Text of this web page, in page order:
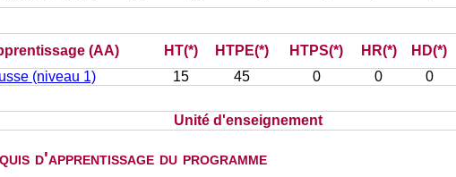
(AA) HT(*) HTPE(*) HTPS(*) HR(*) HD(*)
(niveau 1) 15 45 0 0 0
Unité d'enseignement
d'apprentissage du programme